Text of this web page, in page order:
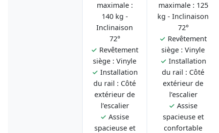
maximale :
140 kg -
Inclinaison
72°
✓ Revêtement
siège : Vinyle
✓ Installation
du rail : Côté
extérieur de
l’escalier
✓ Assise
spacieuse et
maximale : 125
kg - Inclinaison
72°
✓ Revêtement
siège : Vinyle
✓ Installation
du rail : Côté
extérieur de
l’escalier
✓ Assise
spacieuse et
confortable